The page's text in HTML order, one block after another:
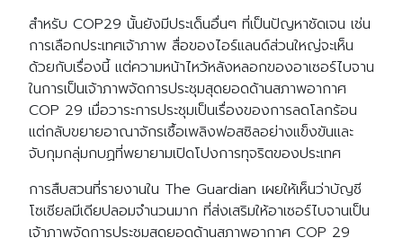
สำหรับ COP29 นั้นยังมีประเด็นอื่นๆ ที่เป็นปัญหาชัดเจน เช่น
การเลือกประเทศเจ้าภาพ สื่อของไอร์แลนด์ส่วนใหญ่จะเห็น
ด้วยกับเรื่องนี้ แต่ความหน้าไหว้หลังหลอกของอาเซอร์ไบจาน
ในการเป็นเจ้าภาพจัดการประชุมสุดยอดด้านสภาพอากาศ
COP 29 เมื่อวาระการประชุมเป็นเรื่องของการลดโลกร้อน
แต่กลับขยายอาณาจักรเชื้อเพลิงฟอสซิลอย่างแข็งขันและ
จับกุมกลุ่มกบฏที่พยายามเปิดโปงการทุจริตของประเทศ
การสืบสวนที่รายงานใน The Guardian เผยให้เห็นว่าบัญชี
โซเชียลมีเดียปลอมจำนวนมาก ที่ส่งเสริมให้อาเซอร์ไบจานเป็น
เจ้าภาพจัดการประชุมสุดยอดด้านสภาพอากาศ COP 29